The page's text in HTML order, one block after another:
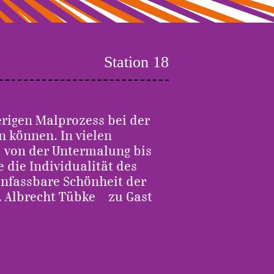
Station 18
Malprozess bei der
können. In vielen
der Untermalung bis
die Individualität des
Schönheit der
Tübke – zu Gast